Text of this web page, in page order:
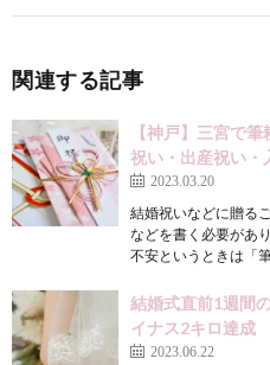
関連する記事
【神戸】三宮で
祝い・出産祝い・
2023.03.20
結婚祝いなどに贈る
などを書く必要があ
不安というときは「
結婚式直前1週間
イナス2キロ達成
2023.06.22